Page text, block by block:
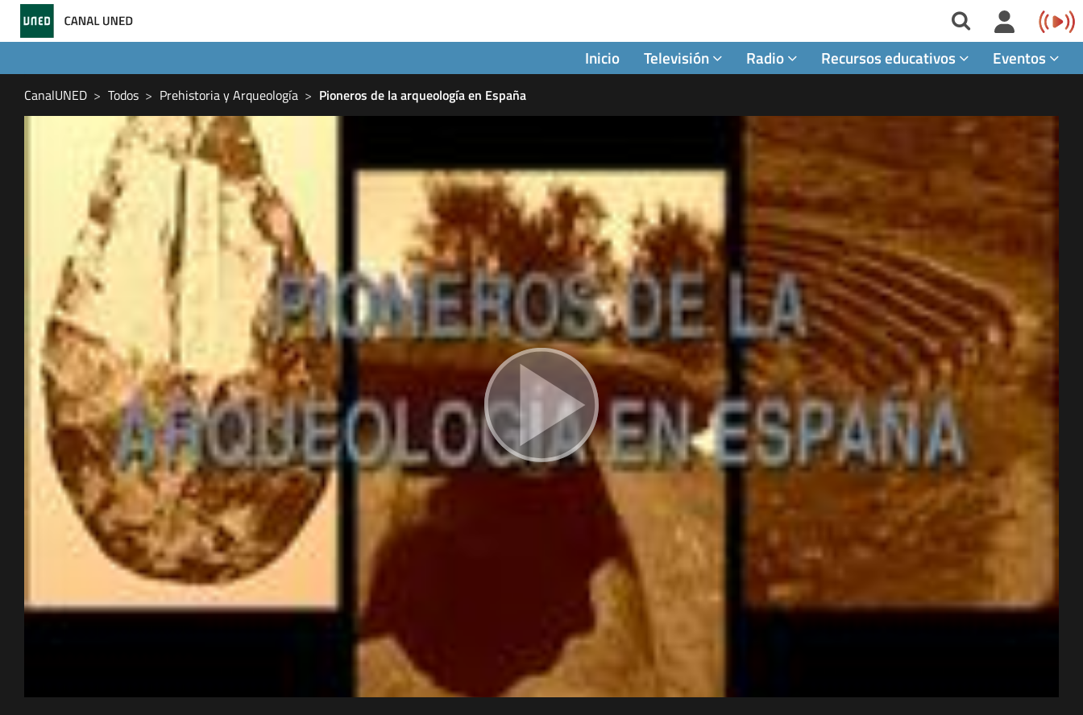
Inicio Televisión Radio Recursos educativos Eventos
CanalUNED Todos Prehistoria y Arqueología Pioneros de la arqueología en España